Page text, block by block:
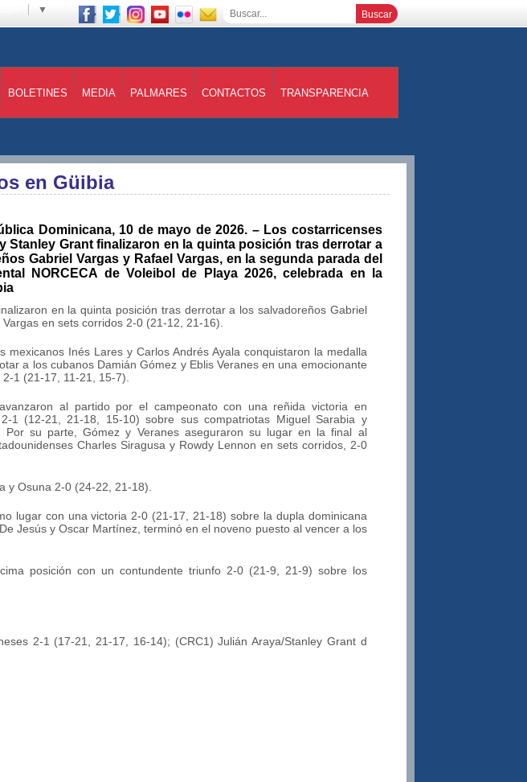
▼
BOLETINES MEDIA PALMARES CONTACTOS TRANSPARENCIA
en Güibia
Dominicana, 10 de mayo de 2026. – Los costarricenses
Stanley Grant finalizaron en la quinta posición tras derrotar a
Gabriel Vargas y Rafael Vargas, en la segunda parada del
NORCECA de Voleibol de Playa 2026, celebrada en la
en la quinta posición tras derrotar a los salvadoreños Gabriel
en sets corridos 2-0 (21-12, 21-16).
mexicanos Inés Lares y Carlos Andrés Ayala conquistaron la medalla
a los cubanos Damián Gómez y Eblis Veranes en una emocionante
1 (21-17, 11-21, 15-7).
al partido por el campeonato con una reñida victoria en
1 (12-21, 21-18, 15-10) sobre sus compatriotas Miguel Sarabia y
Por su parte, Gómez y Veranes aseguraron su lugar en la final al
Charles Siragusa y Rowdy Lennon en sets corridos, 2-0
y Osuna 2-0 (24-22, 21-18).
lugar con una victoria 2-0 (21-17, 21-18) sobre la dupla dominicana
Jesús y Oscar Martínez, terminó en el noveno puesto al vencer a los
posición con un contundente triunfo 2-0 (21-9, 21-9) sobre los
2-1 (17-21, 21-17, 16-14); (CRC1) Julián Araya/Stanley Grant d